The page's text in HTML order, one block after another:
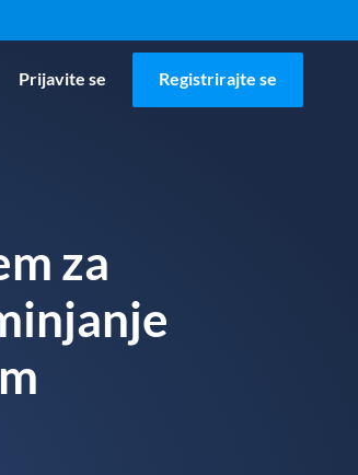
Prijavite se Registrirajte se
za